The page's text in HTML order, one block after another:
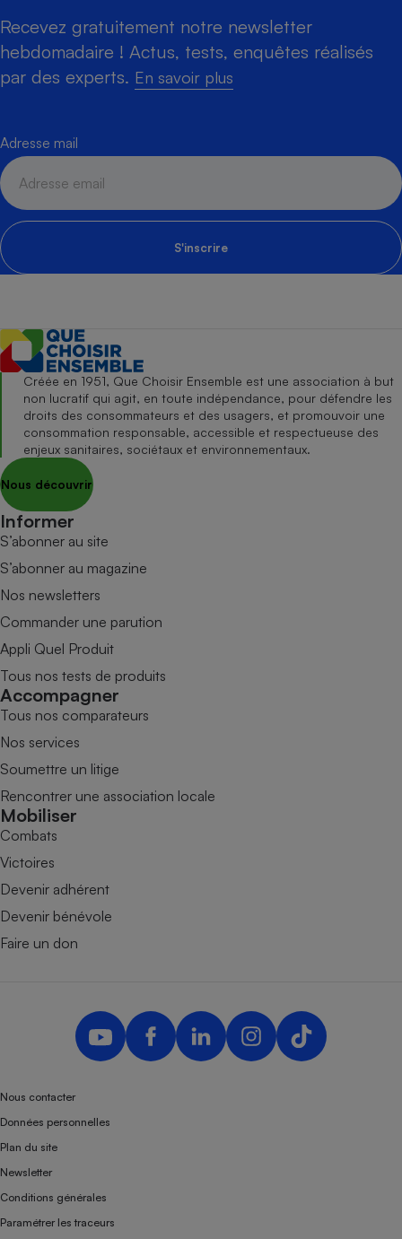
Recevez gratuitement notre newsletter
hebdomadaire ! Actus, tests, enquêtes réalisés
par des experts. En savoir plus
Adresse mail
S'inscrire
Créée en 1951, Que Choisir Ensemble est une association à but
non lucratif qui agit, en toute indépendance, pour défendre les
droits des consommateurs et des usagers, et promouvoir une
consommation responsable, accessible et respectueuse des
enjeux sanitaires, sociétaux et environnementaux.
Nous découvrir
Informer
S’abonner au site
S’abonner au magazine
Nos newsletters
Commander une parution
Appli Quel Produit
Tous nos tests de produits
Accompagner
Tous nos comparateurs
Nos services
Soumettre un litige
Rencontrer une association locale
Mobiliser
Combats
Victoires
Devenir adhérent
Devenir bénévole
Faire un don
Nous contacter
Données personnelles
Plan du site
Newsletter
Conditions générales
Paramétrer les traceurs